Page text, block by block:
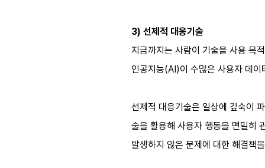
3) 선제적 대응기술
지금까지는 사람이 기술을 사용 목
인공지능(AI)이 수많은 사용자 데이
선제적 대응기술은 일상에 깊숙이
술을 활용해 사용자 행동을 면밀히
발생하지 않은 문제에 대한 해결책